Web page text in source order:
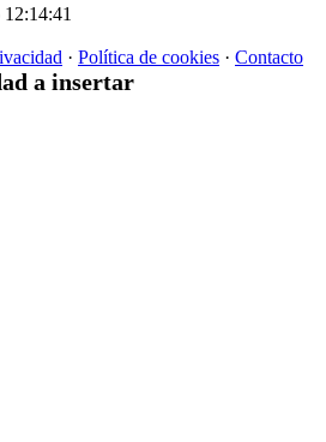
· Política de cookies · Contacto
a insertar